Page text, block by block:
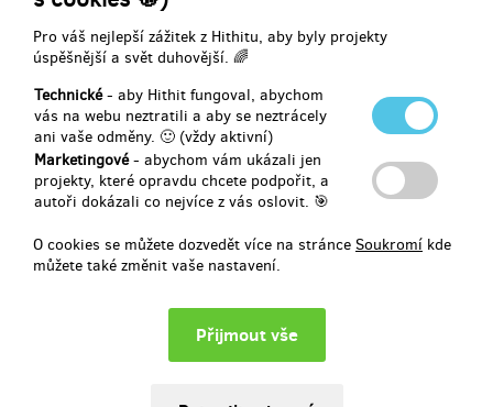
Pro váš nejlepší zážitek z Hithitu, aby byly projekty
úspěšnější a svět duhovější. 🌈
Technické- aby Hithit fungoval, abychom
vás na webu neztratili a aby se neztrácely
ani vaše odměny. 🙂 (vždy aktivní)
Marketingové- abychom vám ukázali jen
projekty, které opravdu chcete podpořit, a
autoři dokázali co nejvíce z vás oslovit. 🎯
O cookies se můžete dozvedět více na stránce Soukromí kde
můžete také změnit vaše nastavení.
prodáno 0
Art workshop
Pro dospělé i děti u nás uspořádáme jeden Art workshop kde si
vytvoříte dílo vlastními rukami.
Doručení odměny: do měsíce po ukončení projektu na Hithitu
1 000 Kč